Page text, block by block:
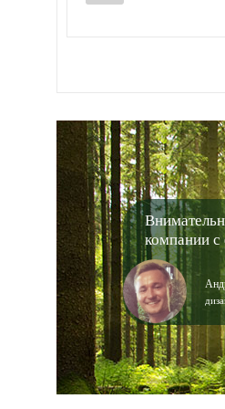
компании